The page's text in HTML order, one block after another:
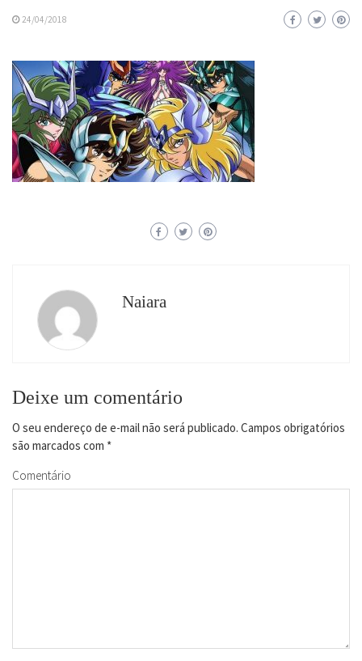
24/04/2018
Naiara
Deixe um comentário
O seu endereço de e-mail não será publicado. Campos obrigatórios
são marcados com *
Comentário